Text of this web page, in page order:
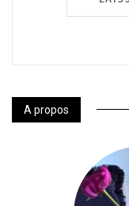
A propos